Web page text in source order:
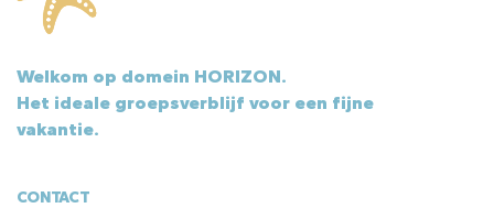
Welkom op domein HORIZON.
Het ideale groepsverblijf voor een fijne
vakantie.
CONTACT